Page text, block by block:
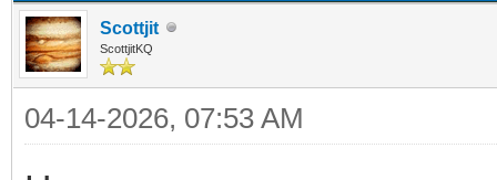
Scottjit
ScottjitKQ
04-14-2026, 07:53 AM